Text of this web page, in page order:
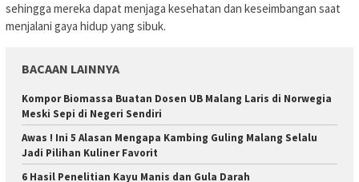
sehingga mereka dapat menjaga kesehatan dan keseimbangan saat
menjalani gaya hidup yang sibuk.
BACAAN LAINNYA
Kompor Biomassa Buatan Dosen UB Malang Laris di Norwegia
Meski Sepi di Negeri Sendiri
Awas ! Ini 5 Alasan Mengapa Kambing Guling Malang Selalu
Jadi Pilihan Kuliner Favorit
6 Hasil Penelitian Kayu Manis dan Gula Darah